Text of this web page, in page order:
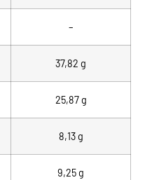
–
37,82 g
25,87 g
8,13 g
9,25 g